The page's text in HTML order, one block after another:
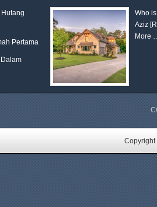
Pertama
Who
Aziz
More
Copyright